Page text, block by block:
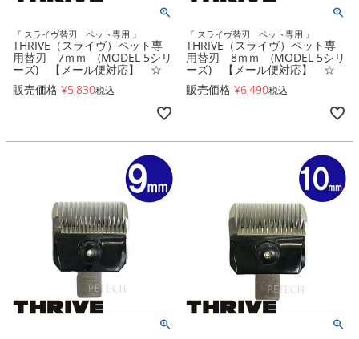
『 スライヴ替刃 ペット専用 』
THRIVE（スライヴ）ペット専
用替刃 7ｍｍ (MODEL 5シリ
ーズ) 【メール便対応】 ☆
販売価格 ¥5,830税込
『 スライヴ替刃 ペット専用 』
THRIVE（スライヴ）ペット専
用替刃 8ｍｍ (MODEL 5シリ
ーズ) 【メール便対応】 ☆
販売価格 ¥6,490税込